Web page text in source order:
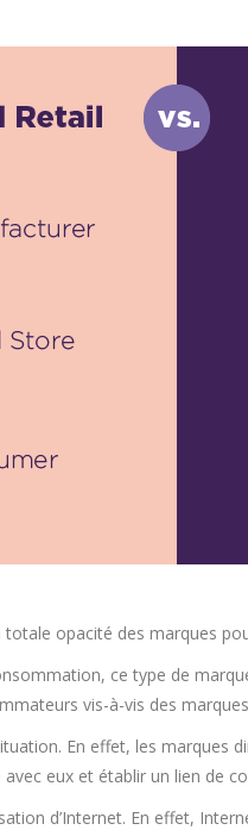
opacité des marques
ce type de
vis-à-vis des
En effet, les marques
eux et établir un lien de
d’Internet. En effet,